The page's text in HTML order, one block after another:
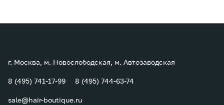
г. Москва, м. Новослободская, м. Автозаводская
8 (495) 741-17-99 8 (495) 744-63-74
sale@hair-boutique.ru